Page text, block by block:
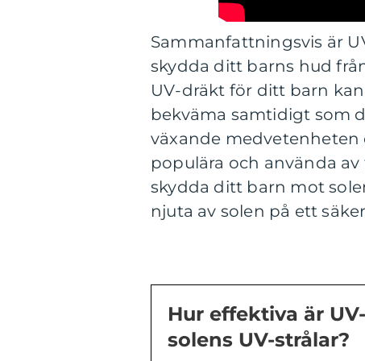
Sammanfattningsvis är
skydda ditt barns hud
UV-dräkt för ditt barn
bekväma samtidigt som
växande
populära och använda
skydda ditt barn mot
njuta av solen på ett
Hur effektiva är
solens UV-strålar?